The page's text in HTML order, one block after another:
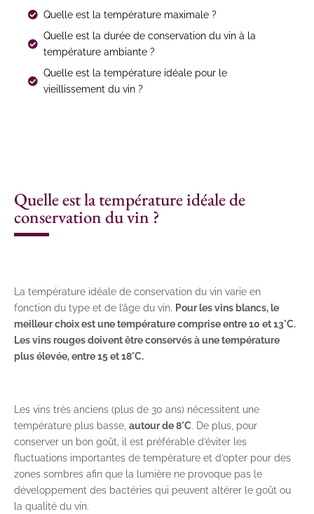
Quelle est la température maximale ?
Quelle est la durée de conservation du vin à la
température ambiante ?
Quelle est la température idéale pour le
vieillissement du vin ?
Quelle est la température idéale de
conservation du vin ?
La température idéale de conservation du vin varie en
fonction du type et de l’âge du vin. Pour les vins blancs, le
meilleur choix est une température comprise entre 10 et 13°C.
Les vins rouges doivent être conservés à une température
plus élevée, entre 15 et 18°C.
Les vins très anciens (plus de 30 ans) nécessitent une
température plus basse, autour de 8°C. De plus, pour
conserver un bon goût, il est préférable d’éviter les
fluctuations importantes de température et d’opter pour des
zones sombres afin que la lumière ne provoque pas le
développement des bactéries qui peuvent altérer le goût ou
la qualité du vin.